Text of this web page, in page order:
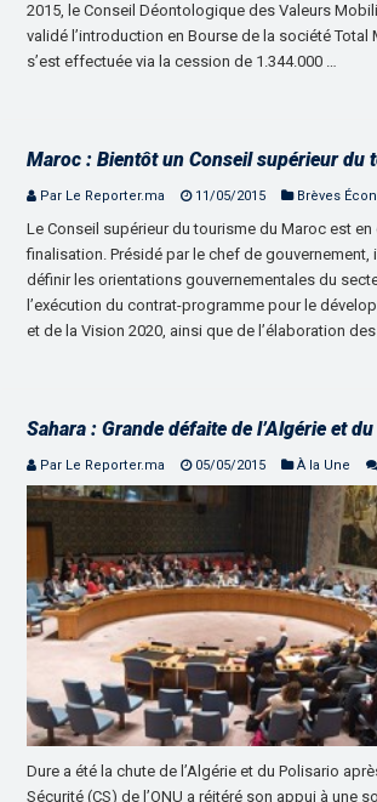
2015, le Conseil Déontologique des Valeurs
validé l’introduction en Bourse de la société Total
s’est effectuée via la cession de 1.344.000 …
Maroc : Bientôt un Conseil supérieur du
Par Le Reporter.ma 11/05/2015 Brèves
Le Conseil supérieur du tourisme du Maroc est
finalisation. Présidé par le chef de gouvernement,
définir les orientations gouvernementales du
l’exécution du contrat-programme pour le
et de la Vision 2020, ainsi que de l’élaboration
Sahara : Grande défaite de l’Algérie et
Par Le Reporter.ma 05/05/2015 À la Une
Dure a été la chute de l’Algérie et du Polisario
Sécurité (CS) de l’ONU a réitéré son appui à une